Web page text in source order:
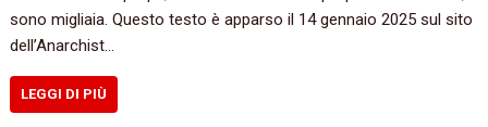
sono migliaia. Questo testo è apparso il 14 gennaio 2025 sul sito
dell’Anarchist…
LEGGI DI PIÙ